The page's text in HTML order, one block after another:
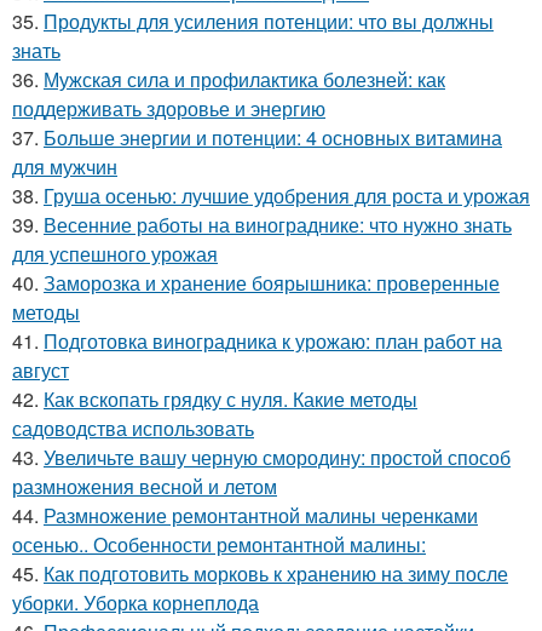
35. Продукты для усиления потенции: что вы должны
знать
36. Мужская сила и профилактика болезней: как
поддерживать здоровье и энергию
37. Больше энергии и потенции: 4 основных витамина
для мужчин
38. Груша осенью: лучшие удобрения для роста и урожая
39. Весенние работы на винограднике: что нужно знать
для успешного урожая
40. Заморозка и хранение боярышника: проверенные
методы
41. Подготовка виноградника к урожаю: план работ на
август
42. Как вскопать грядку с нуля. Какие методы
садоводства использовать
43. Увеличьте вашу черную смородину: простой способ
размножения весной и летом
44. Размножение ремонтантной малины черенками
осенью.. Особенности ремонтантной малины:
45. Как подготовить морковь к хранению на зиму после
уборки. Уборка корнеплода